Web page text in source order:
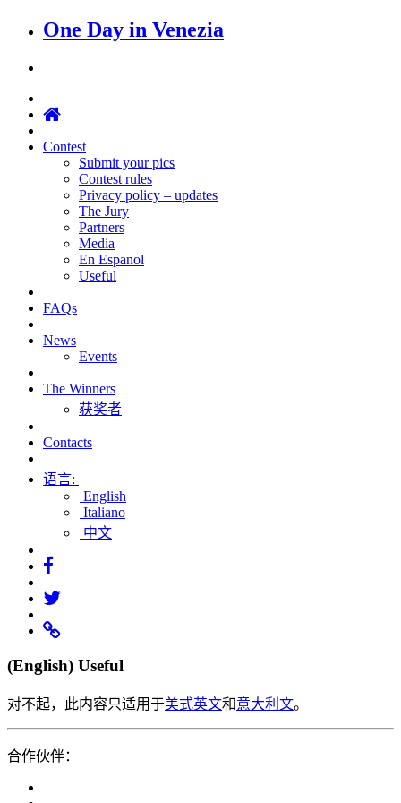
One Day in Venezia
Contest
Submit your pics
Contest rules
Privacy policy – updates
The Jury
Partners
Media
En Espanol
Useful
FAQs
News
Events
The Winners
获奖者
Contacts
语言:
English
Italiano
中文
(English) Useful
对不起，此内容只适用于美式英文和意大利文。
合作伙伴：